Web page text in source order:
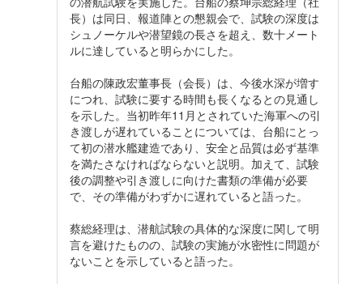
長）は同日、報道陣との懇親会で、試験の深度は
シュノーケルや潜望鏡の長さを超え、数十メート
ルに達していると明らかにした。
台船の陳政宏董事長（会長）は、今後水深が増す
につれ、試験に要する時間も長くなるとの見通し
を示した。当初昨年11月とされていた海軍への引
き渡しが遅れていることについては、台船にとっ
て初の潜水艦建造であり、安全と品質は必ず基準
を満たさなければならないと説明。加えて、試験
後の調整や引き渡しに向けた書類の準備が必要
で、その準備がわずかに遅れていると語った。
蔡総経理は、潜航試験の具体的な深度に関して明
言を避けたものの、試験の実施が水密性に問題が
ないことを示していると語った。